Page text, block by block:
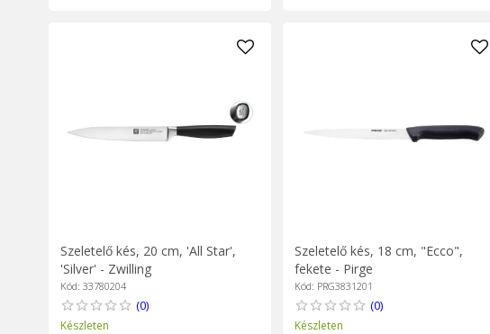
Szeletelő kés, 20 cm, 'All Star',
'Silver' - Zwilling
Kód: 33780204
(0)
Készleten
Szeletelő kés, 18 cm, "Ecco",
fekete - Pirge
Kód: PRG3831201
(0)
Készleten